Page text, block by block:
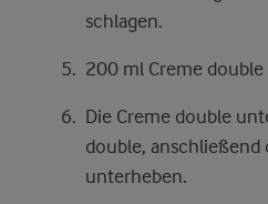
schlagen.
200 ml Creme double
Die Creme double
double, anschließend
unterheben.